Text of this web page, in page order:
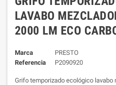
LAVABO
2000 LM ECO
Marca
PRESTO
Referencia
P2090920
Grifo temporizado ecológico lavabo